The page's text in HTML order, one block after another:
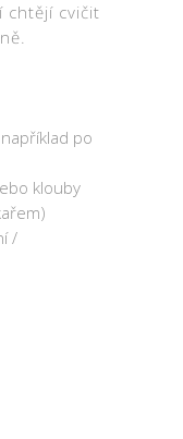
chtějí cvičit
po
klouby
/